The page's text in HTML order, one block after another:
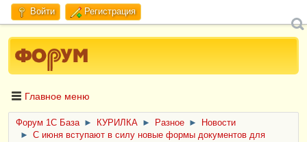
Войти Регистрация
Главное меню
Форум 1C База ► КУРИЛКА ► Разное ►
Новости
►
С июня вступают в силу новые формы документов для